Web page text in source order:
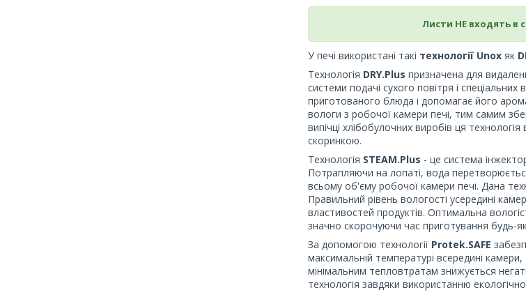
Листи НЕ входять в
У печі використані такі технології Unox як
Технологія DRY.Plus призначена для
системи подачі сухого повітря і спеціальних
приготованого блюда і допомагає його
вологи з робочої камери печі, тим самим
випічці хлібобулочних виробів ця
скоринкою.
Технологія STEAM.Plus - це система
Потрапляючи на лопаті, вода
всьому об'єму робочої камери печі. Дана
Правильний рівень вологості усередині
властивостей продуктів. Оптимальна
значно скорочуючи час приготування будь-
За допомогою технології Protek.SAFE
максимальній температурі всередині
мінімальним тепловтратам знижується
технологія завдяки використанню